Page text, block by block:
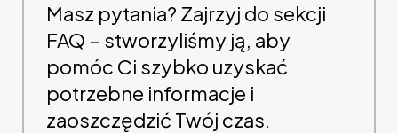
Masz pytania? Zajrzyj do sekcji
FAQ – stworzyliśmy ją, aby
pomóc Ci szybko uzyskać
potrzebne informacje i
zaoszczędzić Twój czas.